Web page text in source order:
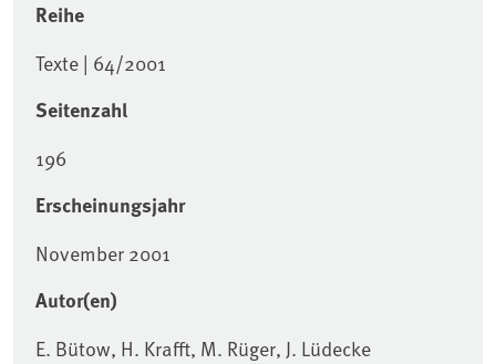
Reihe
Texte | 64/2001
Seitenzahl
196
Erscheinungsjahr
November 2001
Autor(en)
E. Bütow, H. Krafft, M. Rüger, J. Lüdecke